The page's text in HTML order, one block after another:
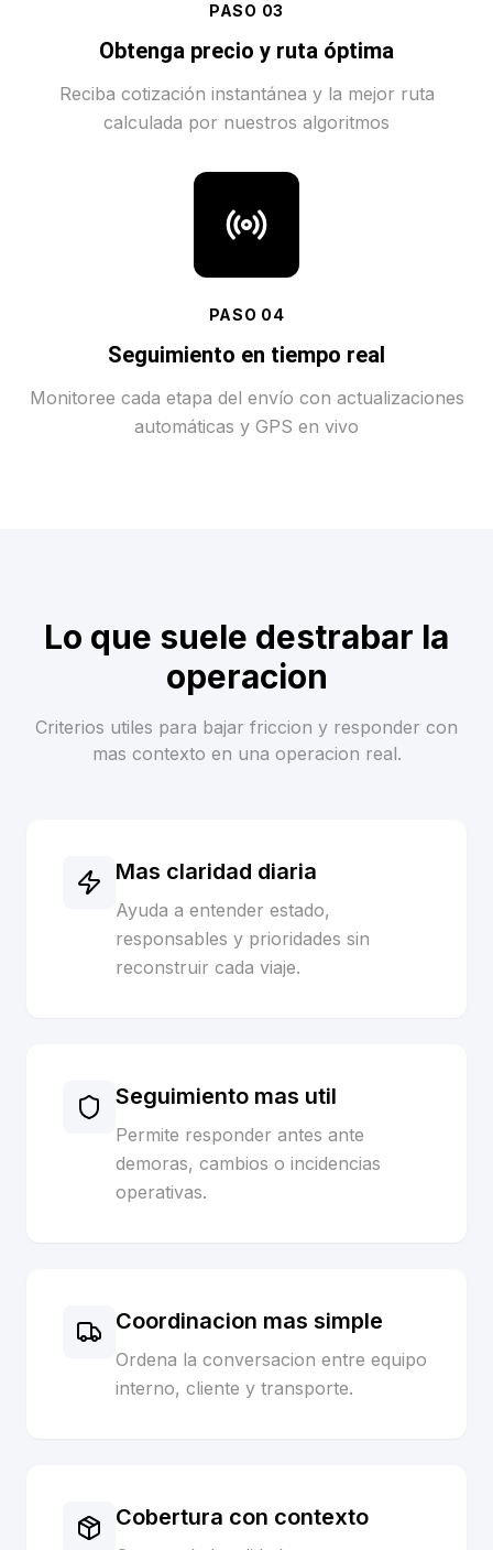
PASO 03
Obtenga precio y ruta óptima
Reciba cotización instantánea y la mejor ruta
calculada por nuestros algoritmos
PASO 04
Seguimiento en tiempo real
Monitoree cada etapa del envío con actualizaciones
automáticas y GPS en vivo
Lo que suele destrabar la
operacion
Criterios utiles para bajar friccion y responder con
mas contexto en una operacion real.
Mas claridad diaria
Ayuda a entender estado,
responsables y prioridades sin
reconstruir cada viaje.
Seguimiento mas util
Permite responder antes ante
demoras, cambios o incidencias
operativas.
Coordinacion mas simple
Ordena la conversacion entre equipo
interno, cliente y transporte.
Cobertura con contexto